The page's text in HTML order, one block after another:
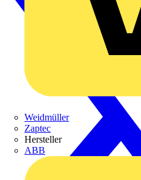
Weidmüller
Zaptec
Hersteller
ABB